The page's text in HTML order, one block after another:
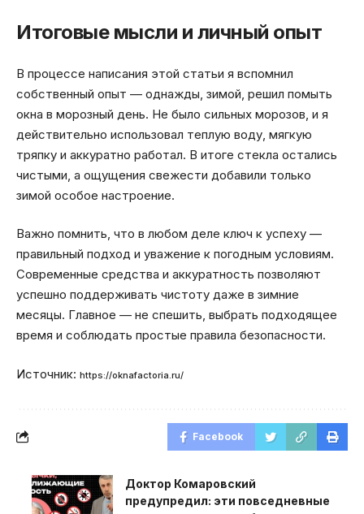
Итоговые мысли и личный опыт
В процессе написания этой статьи я вспомнил
собственный опыт — однажды, зимой, решил помыть
окна в морозный день. Не было сильных морозов, и я
действительно использовал теплую воду, мягкую
тряпку и аккуратно работал. В итоге стекла остались
чистыми, а ощущения свежести добавили только
зимой особое настроение.
Важно помнить, что в любом деле ключ к успеху —
правильный подход и уважение к погодным условиям.
Современные средства и аккуратность позволяют
успешно поддерживать чистоту даже в зимние
месяцы. Главное — не спешить, выбрать подходящее
время и соблюдать простые правила безопасности.
Источник: https://oknafactoria.ru/
Facebook
Доктор Комаровский
предупредил: эти повседневные